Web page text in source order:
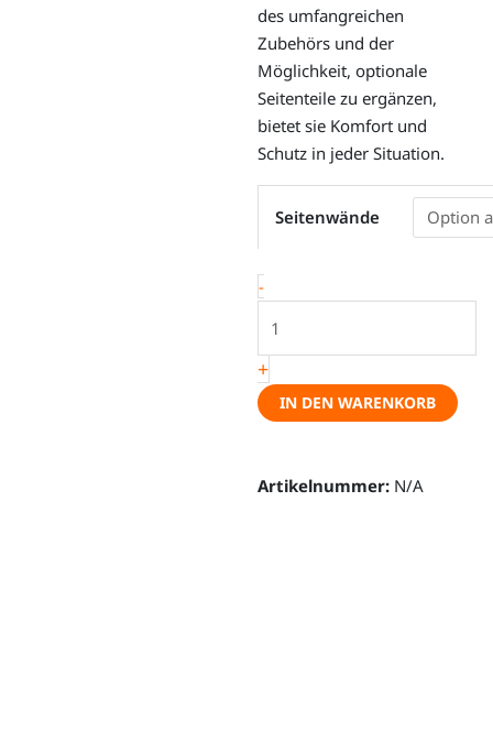
des umfangreichen
Zubehörs und der
Möglichkeit, optionale
Seitenteile zu ergänzen,
bietet sie Komfort und
Schutz in jeder Situation.
Seitenwände
-Horizon
Straight
freitragend,
2m
Menge
+
IN DEN WARENKORB
Artikelnummer: N/A